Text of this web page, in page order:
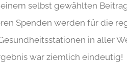
selbst gewählten
Spenden werden für die
in aller
war ziemlich eindeutig!